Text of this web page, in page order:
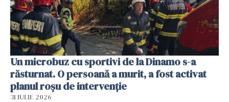
Un microbuz cu sportivi de la Dinamo s-a
răsturnat. O persoană a murit, a fost activat
planul roșu de intervenție
31 IULIE 2026